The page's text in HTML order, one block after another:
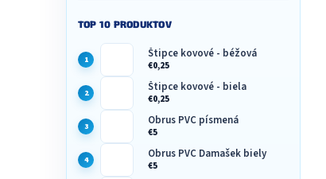
TOP 10 PRODUKTOV
Štipce kovové - béžová
€0,25
Štipce kovové - biela
€0,25
Obrus PVC písmená
€5
Obrus PVC Damašek biely
€5